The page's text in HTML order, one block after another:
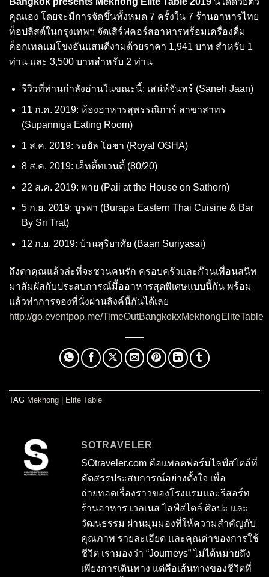
คุณเอง โดยจะมีการจัดขึ้นทั้งหมด 7 ครั้งใน 7 ร้านอาหารไทย
ท็อปลิสต์ในกรุงเทพฯ จัดเสิร์ฟคอร์สอาหารพร้อมเครื่องดื่ม
ค็อกเทลแม่โขงอันแสนดีงามด้วยราคา 1,941 บาท สำหรับ 1
ท่าน และ 3,500 บาทสำหรับ 2 ท่าน
รีวิวที่ท่านกำลังอ่านในขณะนี้: เสน่ห์จันทร์ (Saneh Jaan)
11 ก.ค. 2019: ห้องอาหารสุพรรณิการ์ สาขาสาทร
(Supanniga Eating Room)
1 ส.ค. 2019: รอยัล โอชา (Royal OSHA)
8 ส.ค. 2019: เอ็ทตี้ทเวนตี้ (80/20)
22 ส.ค. 2019: พาย (Paii at the House on Sathorn)
5 ก.ย. 2019: บูรพา (Burapa Eastern Thai Cuisine & Bar
By Sri Trat)
12 ก.ย. 2019: บ้านสุริยาศัย (Baan Suriyasai)
ถึงตาคุณแล้วล่ะที่จะชวนคนรัก ครอบครัวและก๊วนเพื่อนสนิท
มาสัมผัสกับประสบการณ์มื้ออาหารสุดพิเศษแบบนี้กัน พร้อม
แล้วทำการจองที่นั่งผ่านลิงค์นี้กันได้เลย
http://go.eventpop.me/TimeOutBangkokxMekhongEliteTable
TAG Mekhong Elite Table
SOTRAVELER
SOtraveler.com คือแพลตฟอร์มไลฟ์สไตล์ที่
คัดสรรประสบการณ์อย่างตั้งใจ เพื่อ
ถ่ายทอดเรื่องราวของโรงแรมและรีสอร์ท
ร้านอาหาร เวลเนส ไลฟ์สไตล์ ศิลปะ และ
วัฒนธรรม ผ่านมุมมองที่ให้ความสำคัญกับ
คุณภาพ รายละเอียด และคุณค่าของการใช้
ชีวิต เรามองว่า “Journeys” ไม่ได้หมายถึง
เพียงการเดินทาง แต่คือเส้นทางของชีวิตที่